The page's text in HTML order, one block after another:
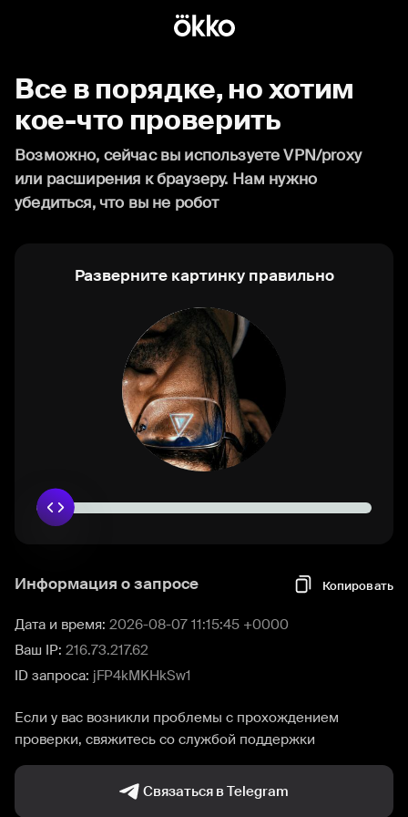
Все в порядке, но хотим
кое-что проверить
Возможно, сейчас вы используете VPN/proxy
или расширения к браузеру. Нам нужно
убедиться, что вы не робот
Разверните картинку правильно
Информация о запросе Копировать
Дата и время: 2026-08-07 11:15:45 +0000
Ваш IP: 216.73.217.62
ID запроса: jFP4kMKHkSw1
Если у вас возникли проблемы с прохождением
проверки, свяжитесь со службой поддержки
Связаться в Telegram